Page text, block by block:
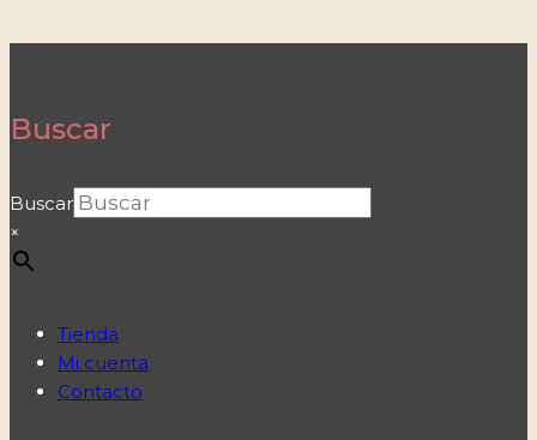
Buscar
Buscar
×
Tienda
Mi cuenta
Contacto